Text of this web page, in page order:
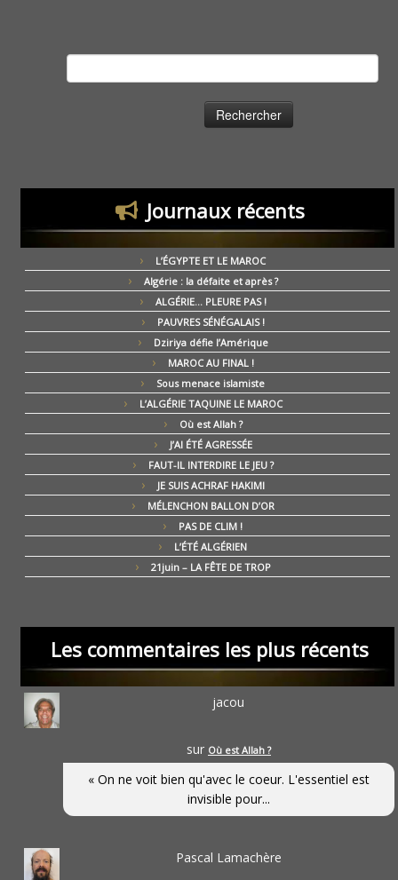
Journaux récents
L’ÉGYPTE ET LE MAROC
Algérie : la défaite et après ?
ALGÉRIE… PLEURE PAS !
PAUVRES SÉNÉGALAIS !
Dziriya défie l’Amérique
MAROC AU FINAL !
Sous menace islamiste
L’ALGÉRIE TAQUINE LE MAROC
Où est Allah ?
J’AI ÉTÉ AGRESSÉE
FAUT-IL INTERDIRE LE JEU ?
JE SUIS ACHRAF HAKIMI
MÉLENCHON BALLON D’OR
PAS DE CLIM !
L’ÉTÉ ALGÉRIEN
21juin – LA FÊTE DE TROP
Les commentaires les plus récents
jacou
sur Où est Allah ?
« On ne voit bien qu'avec le coeur. L'essentiel est
invisible pour...
Pascal Lamachère